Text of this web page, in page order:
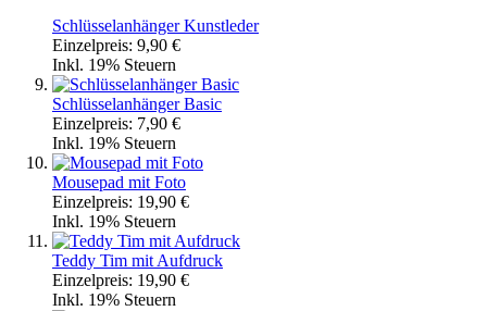
Schlüsselanhänger Kunstleder
Einzelpreis: 9,90 €
Inkl. 19% Steuern
Schlüsselanhänger Basic
Einzelpreis: 7,90 €
Inkl. 19% Steuern
Mousepad mit Foto
Einzelpreis: 19,90 €
Inkl. 19% Steuern
Teddy Tim mit Aufdruck
Einzelpreis: 19,90 €
Inkl. 19% Steuern